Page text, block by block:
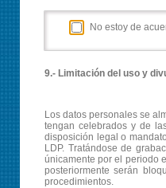
No estoy de
9.- Limitación del uso y
Los datos personales se
tengan celebrados y de
disposición legal o
LDP. Tratándose de
únicamente por el periodo
posteriormente serán
procedimientos.